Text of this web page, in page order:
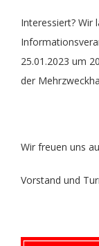
Interessiert? Wir
25.01.2023 um
der
Wir freuen uns
Vorstand und